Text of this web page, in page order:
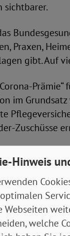
sichtbarer.
Praxen,
gibt. Auf
im
Zuschüsse
Jens
zugesagt
kommt,
Hinweis
Webseiten
welche